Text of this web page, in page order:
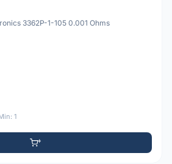
3362P-1-105 0.001 Ohms
1